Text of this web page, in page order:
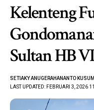
Kelenteng
Sultan HB
LAST UPDATED: FEBRUARI 3, 2026
SETIAKY ANUGERAHANANTO